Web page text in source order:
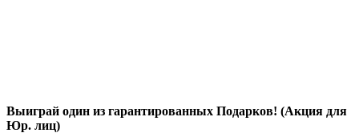
Выиграй один из гарантированных Подарков! (Акция для
Юр. лиц)